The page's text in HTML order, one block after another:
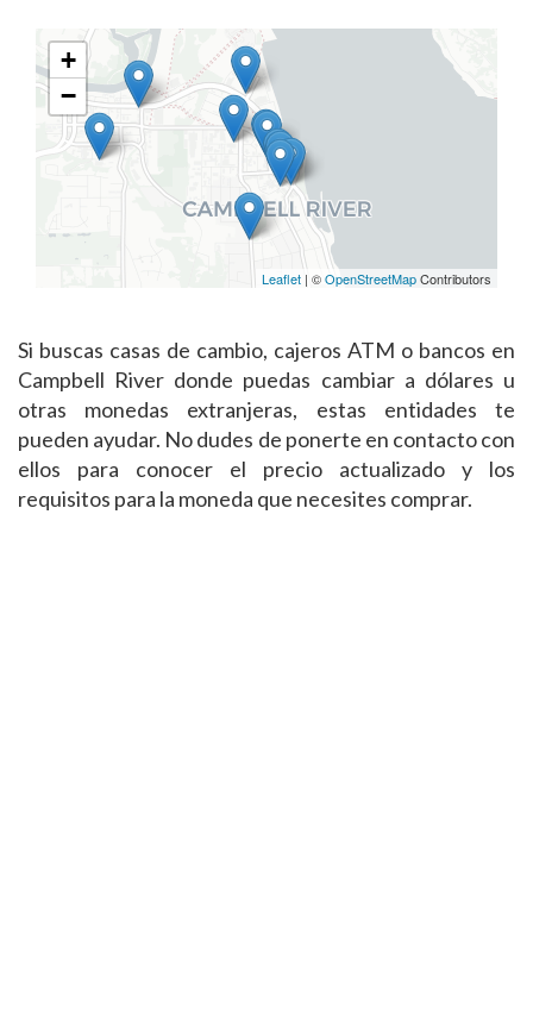
+
−
Leaflet | ©OpenStreetMapContributors
Si buscas casas de cambio, cajeros ATM o bancos en
Campbell River donde puedas cambiar a dólares u
otras monedas extranjeras, estas entidades te
pueden ayudar. No dudes de ponerte en contacto con
ellos para conocer el precio actualizado y los
requisitos para la moneda que necesites comprar.